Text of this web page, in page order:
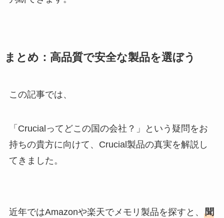
まとめ：高品質で安全な製品を選ぼう
この記事では、
「Crucialってどこの国の会社？」という疑問をお
持ちの貴方に向けて、Crucial製品の真実を解説し
てきました。
近年ではAmazonや楽天でメモリ製品を探すと、 聞